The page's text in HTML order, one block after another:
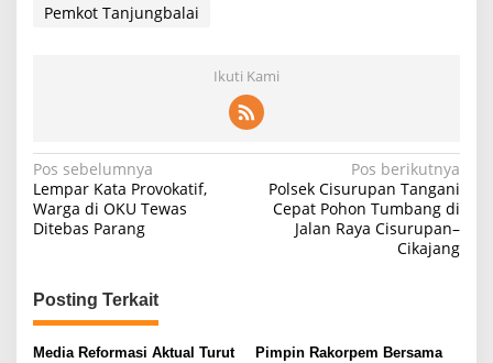
Pemkot Tanjungbalai
Ikuti Kami
Navigasi
pos
Pos sebelumnya
Lempar Kata Provokatif,
Warga di OKU Tewas
Ditebas Parang
Pos berikutnya
Polsek Cisurupan Tangani
Cepat Pohon Tumbang di
Jalan Raya Cisurupan–
Cikajang
Posting Terkait
Media Reformasi Aktual Turut
Pimpin Rakorpem Bersama